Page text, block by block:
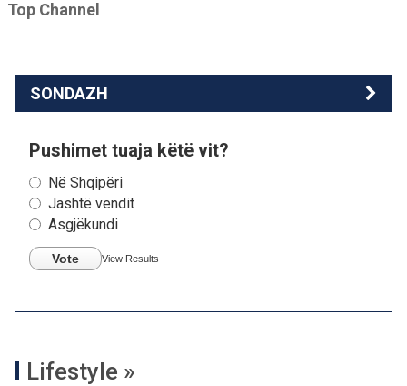
Top Channel
SONDAZH
Pushimet tuaja këtë vit?
Në Shqipëri
Jashtë vendit
Asgjëkundi
Vote View Results
Lifestyle »